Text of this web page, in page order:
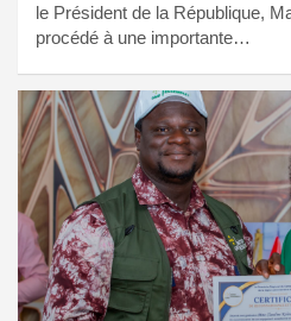
le Président de la République,
procédé à une importante…